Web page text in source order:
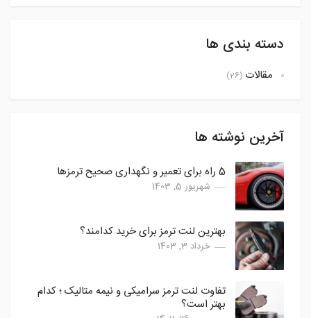
دسته بندی ها
مقالات (26)
آخرین نوشته ها
5 راه برای تعمیر و نگهداری صحیح ترمزها
شهریور 5, 1403
بهترین لنت ترمز برای خرید کدامند؟
خرداد 3, 1403
تفاوت لنت ترمز سرامیکی و نیمه متالیک ؛ کدام
بهتر است؟